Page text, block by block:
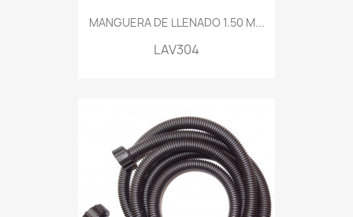
MANGUERA DE LLENADO 1.50 M...
LAV304